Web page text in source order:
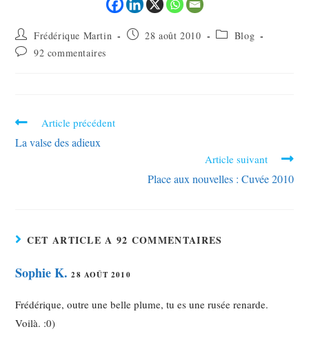
Frédérique Martin 28 août 2010
Blog
92 commentaires
Article précédent
La valse des adieux
Article suivant
Place aux nouvelles : Cuvée 2010
CET ARTICLE A 92 COMMENTAIRES
Sophie K. 28 AOÛT 2010
Frédérique, outre une belle plume, tu es une rusée renarde.
Voilà. :0)